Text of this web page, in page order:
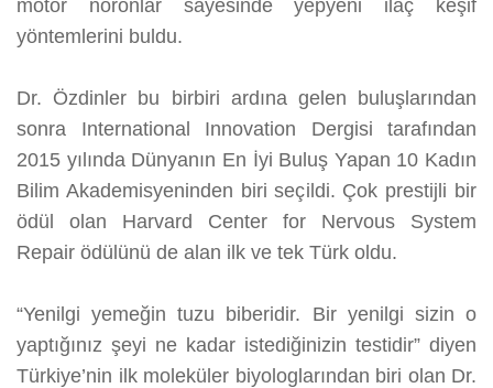
motor nöronlar sayesinde yepyeni ilaç keşif
yöntemlerini buldu.
Dr. Özdinler bu birbiri ardına gelen buluşlarından
sonra International Innovation Dergisi tarafından
2015 yılında Dünyanın En İyi Buluş Yapan 10 Kadın
Bilim Akademisyeninden biri seçildi. Çok prestijli bir
ödül olan Harvard Center for Nervous System
Repair ödülünü de alan ilk ve tek Türk oldu.
“Yenilgi yemeğin tuzu biberidir. Bir yenilgi sizin o
yaptığınız şeyi ne kadar istediğinizin testidir” diyen
Türkiye’nin ilk moleküler biyologlarından biri olan Dr.